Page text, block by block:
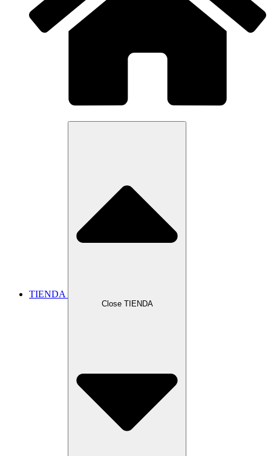
TIENDA
Close TIENDA